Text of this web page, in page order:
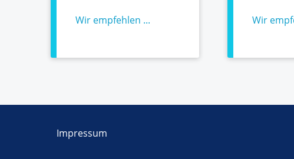
Wir empfehlen ... Wir
Impressum